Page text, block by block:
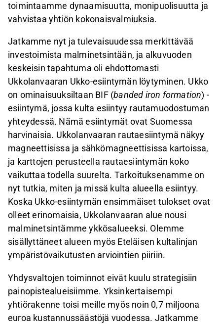
toimintaamme dynaamisuutta, monipuolisuutta ja
vahvistaa yhtiön kokonaisvalmiuksia.
Jatkamme nyt ja tulevaisuudessa merkittävää
investoimista malminetsintään, ja alkuvuoden
keskeisin tapahtuma oli ehdottomasti
Ukkolanvaaran Ukko-esiintymän löytyminen. Ukko
on ominaisuuksiltaan BIF (banded iron formation) -
esiintymä, jossa kulta esiintyy rautamuodostuman
yhteydessä. Nämä esiintymät ovat Suomessa
harvinaisia. Ukkolanvaaran rautaesiintymä näkyy
magneettisissa ja sähkömagneettisissa kartoissa,
ja karttojen perusteella rautaesiintymän koko
vaikuttaa todella suurelta. Tarkoituksenamme on
nyt tutkia, miten ja missä kulta alueella esiintyy.
Koska Ukko-esiintymän ensimmäiset tulokset ovat
olleet erinomaisia, Ukkolanvaaran alue nousi
malminetsintämme ykkösalueeksi. Olemme
sisällyttäneet alueen myös Eteläisen kultalinjan
ympäristövaikutusten arviointien piiriin.
Yhdysvaltojen toiminnot eivät kuulu strategisiin
painopistealueisiimme. Yksinkertaisempi
yhtiörakenne toisi meille myös noin 0,7 miljoona
euroa kustannussäästöjä vuodessa. Jatkamme